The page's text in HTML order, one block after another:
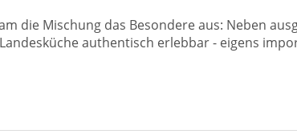
die Mischung das Besondere aus: Neben
authentisch erlebbar - eigens